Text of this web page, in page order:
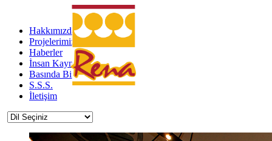
Hakkımızda
Projelerimiz
Haberler
İnsan Kaynakları
Basında Biz
S.S.S.
İletişim